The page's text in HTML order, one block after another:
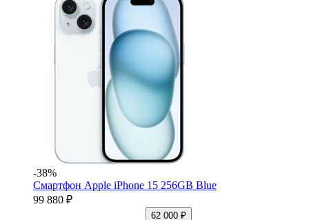
-38%
Смартфон Apple iPhone 15 256GB Blue
99 880 ₽
62 000 ₽